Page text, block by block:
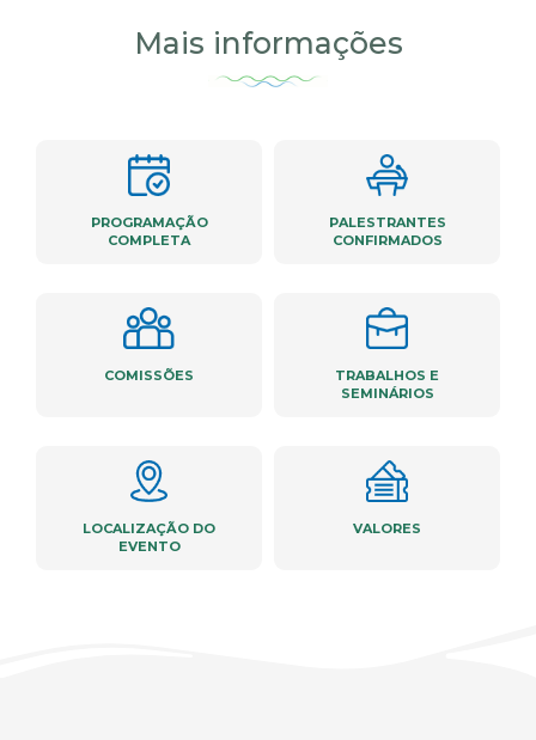
Mais informações
PROGRAMAÇÃO
COMPLETA
PALESTRANTES
CONFIRMADOS
COMISSÕES
TRABALHOS E
SEMINÁRIOS
LOCALIZAÇÃO DO
EVENTO
VALORES